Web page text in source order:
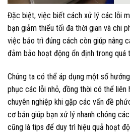
Đặc biệt, việc biết cách xử lý các lỗi
bạn giảm thiểu tối đa thời gian và chi
việc bảo trì đúng cách còn giúp nâng
đảm bảo hoạt động ổn định trong quá
Chúng ta có thể áp dụng một số
phục các lỗi nhỏ, đồng thời có thể
chuyên nghiệp khi gặp các vấn đề
cơ bản giúp bạn xử lý nhanh chóng
cũng là tips để duy trì hiệu quả hoạt